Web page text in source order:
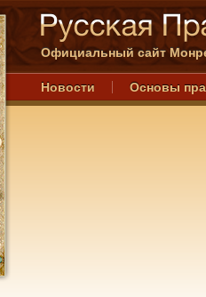
Официальный сайт
Новости Основы